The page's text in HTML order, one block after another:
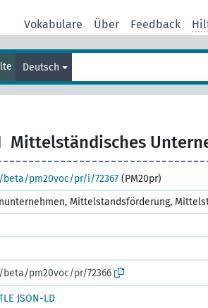
Vokabulare Über Feedback
Deutsch
Mittelständisches
pm20voc/pr/i/72367 (PM20pr)
Mittelstandsförderung,
pm20voc/pr/72366
JSON-LD